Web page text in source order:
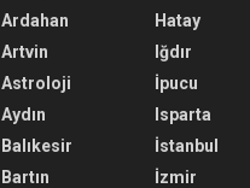
Ardahan
Artvin
Astroloji
Aydın
Balıkesir
Bartın
Hatay
Iğdır
İpucu
Isparta
İstanbul
İzmir